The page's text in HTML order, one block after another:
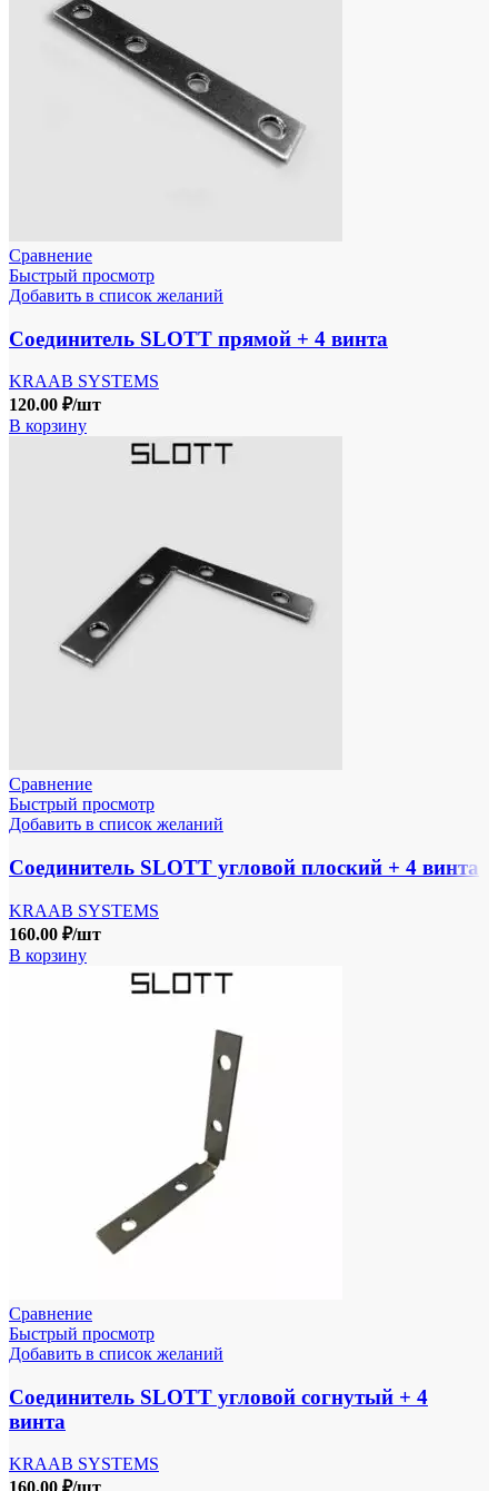
Сравнение
Быстрый просмотр
Добавить в список желаний
Соединитель SLOTT прямой + 4 винта
KRAAB SYSTEMS
120.00 ₽/шт
В корзину
Сравнение
Быстрый просмотр
Добавить в список желаний
Соединитель SLOTT угловой плоский + 4 винта
KRAAB SYSTEMS
160.00 ₽/шт
В корзину
Сравнение
Быстрый просмотр
Добавить в список желаний
Соединитель SLOTT угловой согнутый + 4
винта
KRAAB SYSTEMS